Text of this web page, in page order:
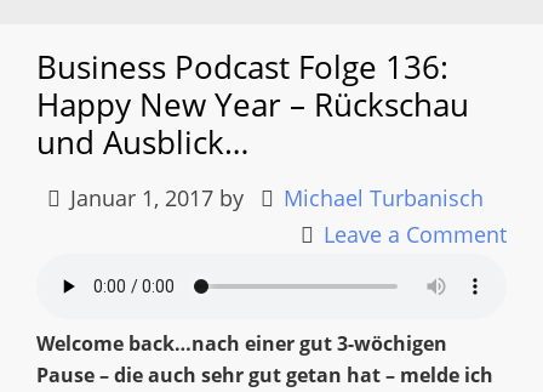
Business Podcast Folge 136:
Happy New Year – Rückschau
und Ausblick…
Januar 1, 2017 by
Michael Turbanisch
Leave a Comment
Welcome back…nach einer gut 3-wöchigen
Pause – die auch sehr gut getan hat – melde ich